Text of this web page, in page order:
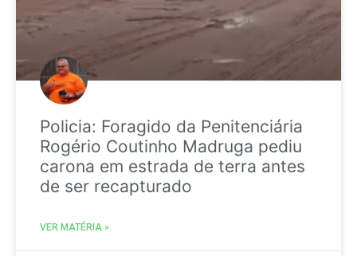
Policia: Foragido da Penitenciária
Rogério Coutinho Madruga pediu
carona em estrada de terra antes
de ser recapturado
VER MATÉRIA »